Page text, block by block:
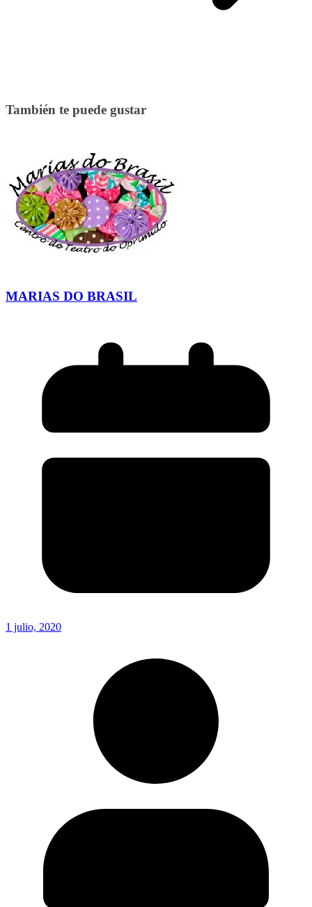
También te puede gustar
MARIAS DO BRASIL
1 julio, 2020